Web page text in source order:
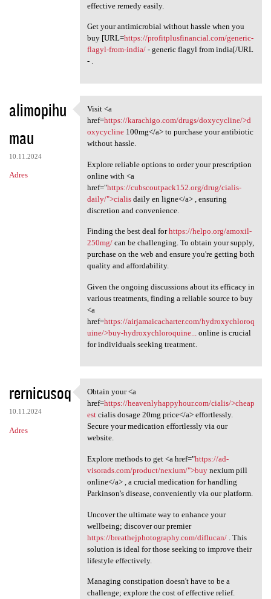
effective remedy easily.
Get your antimicrobial without hassle when you
buy [URL=https://profitplusfinancial.com/generic-
flagyl-from-india/- generic flagyl from india[/URL
- .
alimopihu
mau
10.11.2024
Adres
Visit <a href=https:/
Visit <a
href=https://karachigo.com/drugs/doxycycline/>d
oxycycline100mg</a> to purchase your antibiotic
without hassle.
Explore reliable options to order your prescription
online with <a
href="https://cubscoutpack152.org/drug/cialis-
daily/">cialisdaily en ligne</a> , ensuring
discretion and convenience.
Finding the best deal forhttps://helpo.org/amoxil-
250mg/can be challenging. To obtain your supply,
purchase on the web and ensure you're getting both
quality and affordability.
Given the ongoing discussions about its efficacy in
various treatments, finding a reliable source to buy
<a
href=https://airjamaicacharter.com/hydroxychloroq
uine/>buy-hydroxychloroquine...
online is crucial
for individuals seeking treatment.
rernicusoq
10.11.2024
Adres
Obtain your <a href=https:/
Obtain your <a
href=https://heavenlyhappyhour.com/cialis/>cheap
estcialis dosage 20mg price</a> effortlessly.
Secure your medication effortlessly via our
website.
Explore methods to get <a href="https://ad-
visorads.com/product/nexium/">buynexium pill
online</a> , a crucial medication for handling
Parkinson's disease, conveniently via our platform.
Uncover the ultimate way to enhance your
wellbeing; discover our premier
https://breathejphotography.com/diflucan/. This
solution is ideal for those seeking to improve their
lifestyle effectively.
Managing constipation doesn't have to be a
challenge; explore the cost of effective relief.